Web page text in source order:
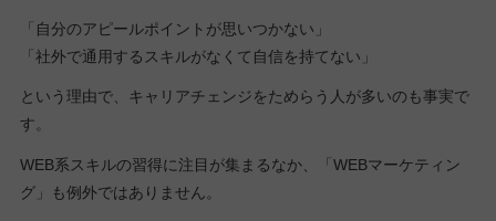
「自分のアピールポイントが思いつかない」
「社外で通用するスキルがなくて自信を持てない」
という理由で、キャリアチェンジをためらう人が多いのも事実で
す。
WEB系スキルの習得に注目が集まるなか、「WEBマーケティン
グ」も例外ではありません。